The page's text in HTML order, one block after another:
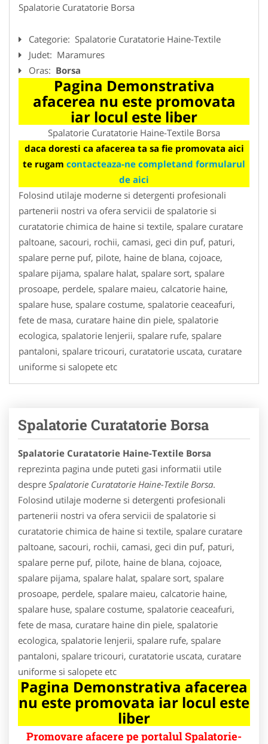
Spalatorie Curatatorie Borsa
Categorie: Spalatorie Curatatorie Haine-Textile
Judet: Maramures
Oras: Borsa
Pagina Demonstrativa
afacerea nu este promovata
iar locul este liber
Spalatorie Curatatorie Haine-Textile Borsa
daca doresti ca afacerea ta sa fie promovata aici
te rugam contacteaza-ne completand formularul
de aici
Folosind utilaje moderne si detergenti profesionali
partenerii nostri va ofera servicii de spalatorie si
curatatorie chimica de haine si textile, spalare curatare
paltoane, sacouri, rochii, camasi, geci din puf, paturi,
spalare perne puf, pilote, haine de blana, cojoace,
spalare pijama, spalare halat, spalare sort, spalare
prosoape, perdele, spalare maieu, calcatorie haine,
spalare huse, spalare costume, spalatorie ceaceafuri,
fete de masa, curatare haine din piele, spalatorie
ecologica, spalatorie lenjerii, spalare rufe, spalare
pantaloni, spalare tricouri, curatatorie uscata, curatare
uniforme si salopete etc
Spalatorie Curatatorie Borsa
Spalatorie Curatatorie Haine-Textile Borsa
reprezinta pagina unde puteti gasi informatii utile
despre Spalatorie Curatatorie Haine-Textile Borsa.
Folosind utilaje moderne si detergenti profesionali
partenerii nostri va ofera servicii de spalatorie si
curatatorie chimica de haine si textile, spalare curatare
paltoane, sacouri, rochii, camasi, geci din puf, paturi,
spalare perne puf, pilote, haine de blana, cojoace,
spalare pijama, spalare halat, spalare sort, spalare
prosoape, perdele, spalare maieu, calcatorie haine,
spalare huse, spalare costume, spalatorie ceaceafuri,
fete de masa, curatare haine din piele, spalatorie
ecologica, spalatorie lenjerii, spalare rufe, spalare
pantaloni, spalare tricouri, curatatorie uscata, curatare
uniforme si salopete etc
Pagina Demonstrativa afacerea
nu este promovata iar locul este
liber
Promovare afacere pe portalul Spalatorie-